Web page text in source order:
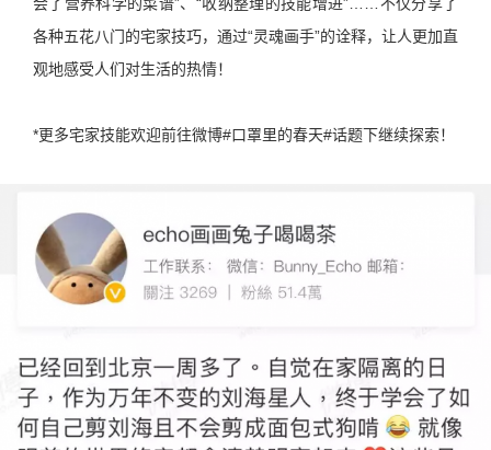
各种五花八门的宅家技巧，通过“灵魂画手”的诠释，让人更加直
观地感受人们对生活的热情！
*更多宅家技能欢迎前往微博#口罩里的春天#话题下继续探索！